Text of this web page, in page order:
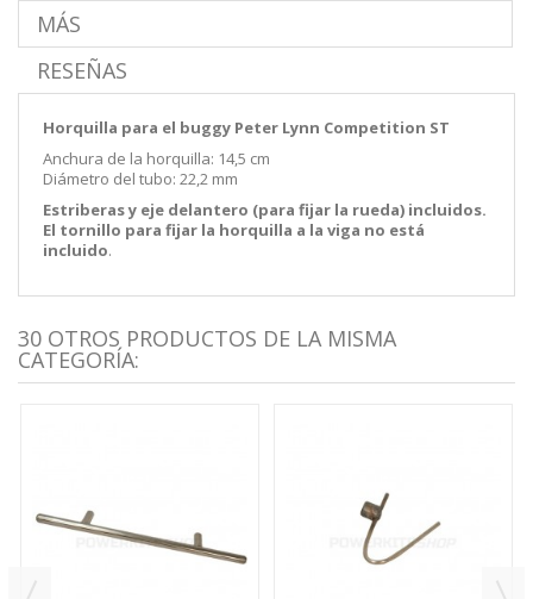
MÁS
RESEÑAS
Horquilla para el buggy Peter Lynn Competition ST
Anchura de la horquilla: 14,5 cm
Diámetro del tubo: 22,2 mm
Estriberas y eje delantero (para fijar la rueda) incluidos.
El tornillo para fijar la horquilla a la viga no está
incluido.
30 OTROS PRODUCTOS DE LA MISMA
CATEGORÍA: